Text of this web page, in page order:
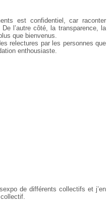
estconfidentiel, car raconter
De l’autre côté, la transparence, la
que bienvenus.
relectures par les personnes que
enthousiaste.
de différents collectifset j’en